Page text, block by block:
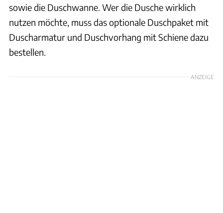
sowie die Duschwanne. Wer die Dusche wirklich
nutzen möchte, muss das optionale Duschpaket mit
Duscharmatur und Duschvorhang mit Schiene dazu
bestellen.
ANZEIGE